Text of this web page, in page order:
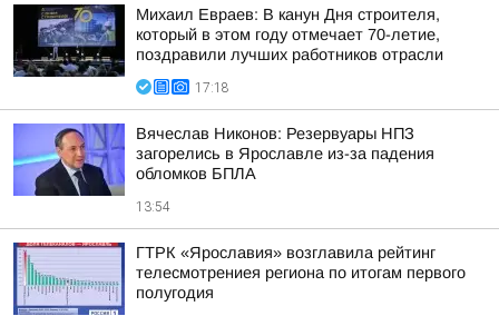
Михаил Евраев: В канун Дня строителя,
который в этом году отмечает 70-летие,
поздравили лучших работников отрасли
17:18
Вячеслав Никонов: Резервуары НПЗ
загорелись в Ярославле из-за падения
обломков БПЛА
13:54
ГТРК «Ярославия» возглавила рейтинг
телесмотрениея региона по итогам первого
полугодия